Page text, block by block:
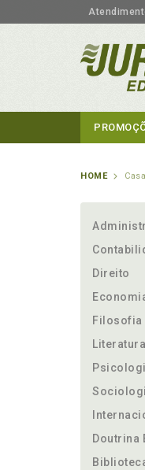
HOME
Direito
Filosofia
Doutrina